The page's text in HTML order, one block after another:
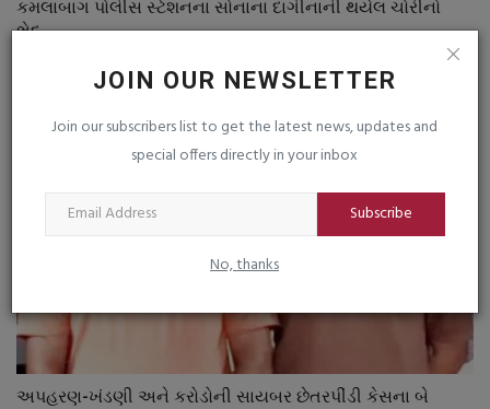
JOIN OUR NEWSLETTER
Join our subscribers list to get the latest news, updates and
special offers directly in your inbox
Subscribe
No, thanks
કમલાબાગ પોલીસ સ્ટેશનના સોનાના દાગીનાની થયેલ ચોરીનો
ભેદ...
અપહરણ-ખંડણી અને કરોડોની સાયબર છેતરપીંડી કેસના બે